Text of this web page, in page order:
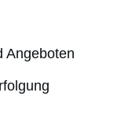
Angeboten